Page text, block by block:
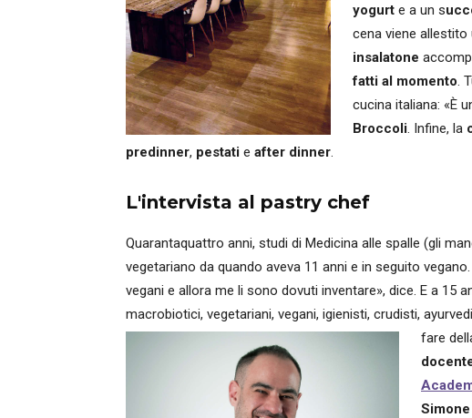
yogurt e a un s
cena viene allestito
insalatone
fatti al momento.
cucina italiana: «È
Broccoli. Infine, la
predinner, pestati e after dinner.
L'intervista al pastry chef
Quarantaquattro anni, studi di Medicina alle spalle (gli
vegetariano da quando aveva 11 anni e in seguito
vegani e allora me li sono dovuti inventare», dice. E a 15
macrobiotici, vegetariani, vegani, igienisti, crudisti,
fare